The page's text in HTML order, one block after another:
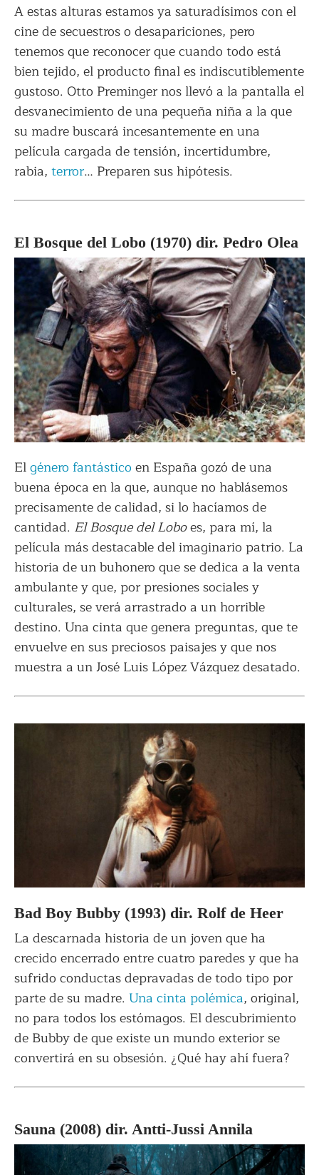
A estas alturas estamos ya saturadísimos con el
cine de secuestros o desapariciones, pero
tenemos que reconocer que cuando todo está
bien tejido, el producto final es indiscutiblemente
gustoso. Otto Preminger nos llevó a la pantalla el
desvanecimiento de una pequeña niña a la que
su madre buscará incesantemente en una
película cargada de tensión, incertidumbre,
rabia, terror… Preparen sus hipótesis.
El Bosque del Lobo (1970) dir. Pedro Olea
Elgénero fantástico en España gozó de una
buena época en la que, aunque no hablásemos
precisamente de calidad, si lo hacíamos de
cantidad. El Bosque del Loboes, para mí, la
película más destacable del imaginario patrio. La
historia de un buhonero que se dedica a la venta
ambulante y que, por presiones sociales y
culturales, se verá arrastrado a un horrible
destino. Una cinta que genera preguntas, que te
envuelve en sus preciosos paisajes y que nos
muestra a un José Luis López Vázquez desatado.
Bad Boy Bubby (1993) dir. Rolf de Heer
La descarnada historia de un joven que ha
crecido encerrado entre cuatro paredes y que ha
sufrido conductas depravadas de todo tipo por
parte de su madre. Una cinta polémica, original,
no para todos los estómagos. El descubrimiento
de Bubby de que existe un mundo exterior se
convertirá en su obsesión. ¿Qué hay ahí fuera?
Sauna (2008) dir. Antti-Jussi Annila